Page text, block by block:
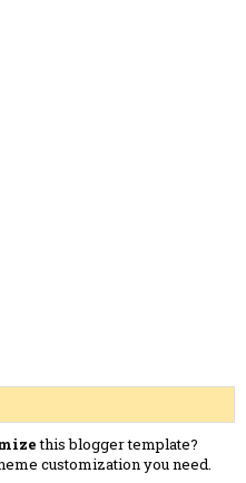
this blogger template?
customization you need.